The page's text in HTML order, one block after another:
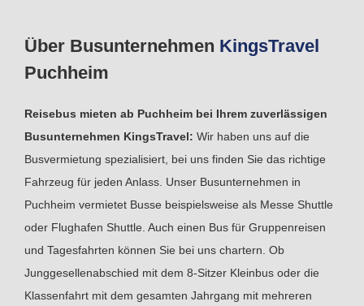
Über Busunternehmen KingsTravel
Puchheim
Reisebus mieten ab Puchheim bei Ihrem zuverlässigen
Busunternehmen KingsTravel: Wir haben uns auf die
Busvermietung spezialisiert, bei uns finden Sie das richtige
Fahrzeug für jeden Anlass. Unser Busunternehmen in
Puchheim vermietet Busse beispielsweise als Messe Shuttle
oder Flughafen Shuttle. Auch einen Bus für Gruppenreisen
und Tagesfahrten können Sie bei uns chartern. Ob
Junggesellenabschied mit dem 8-Sitzer Kleinbus oder die
Klassenfahrt mit dem gesamten Jahrgang mit mehreren